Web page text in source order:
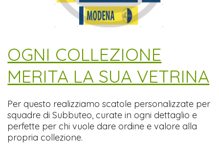
​OGNI COLLEZIONE
MERITA LA SUA VETRINA
Per questo realizziamo scatole personalizzate per
squadre di Subbuteo, curate in ogni dettaglio e
perfette per chi vuole dare ordine e valore alla
propria collezione.